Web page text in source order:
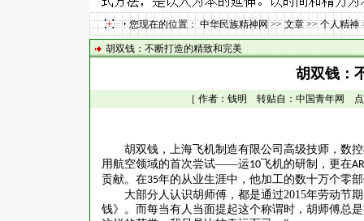
您现在的位置：中华民族精神网>>文章>>个人精神
胡双钱：不断打造的精致和完美
胡双钱：
［ 作者：钱明 转贴自：中国青年网
胡双钱，上海飞机制造有限公司高级技师，数
用航空领域的首次尝试——运10 飞机的研制，更在
贡献。在35年的从业生涯中，他加工的数十万个零
大部分人认识胡师傅，都是通过2015年劳动节
钱》。而每当有人当面提起这个称谓时，胡师傅总